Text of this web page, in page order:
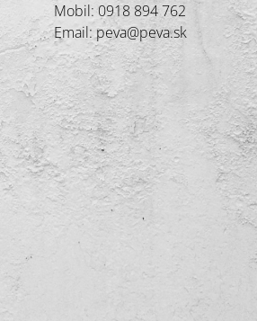
Mobil: 0918 894 762
Email: peva@peva.sk